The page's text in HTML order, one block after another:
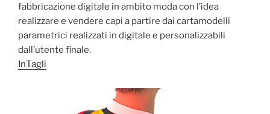
fabbricazione digitale in ambito moda con l’idea
realizzare e vendere capi a partire dai cartamodelli
parametrici realizzati in digitale e personalizzabili
dall’utente finale.
InTagli